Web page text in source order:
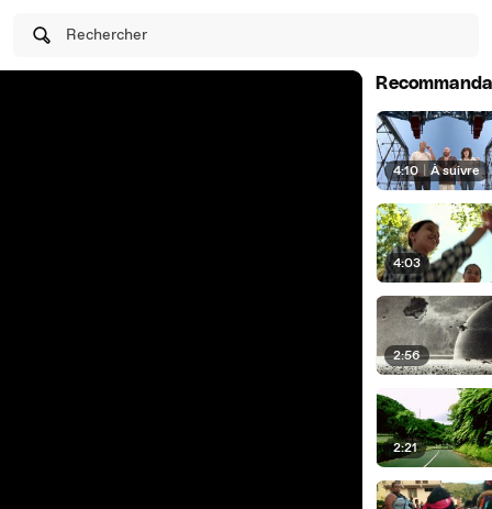
Rechercher
4:10 À suivre
4:03
2:56
2:21